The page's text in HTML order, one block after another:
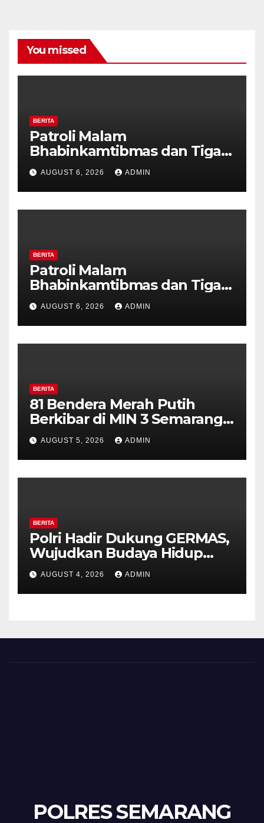
You missed
BERITA
Patroli Malam
Bhabinkamtibmas dan Tiga
Pilar Kelurahan Ungaran
Perkuat Kamtibmas, Warga
Diajak Aktifkan Ronda
AUGUST 6, 2026 ADMIN
BERITA
Patroli Malam
Bhabinkamtibmas dan Tiga
Pilar Kelurahan Ungaran
Perkuat Kamtibmas, Warga
Diajak Aktifkan Ronda
AUGUST 6, 2026 ADMIN
BERITA
81 Bendera Merah Putih
Berkibar di MIN 3 Semarang,
Bhabinkamtibmas Desa
Timpik Hadiri Peringatan
HUT ke-81 Kemerdekaan RI
AUGUST 5, 2026 ADMIN
BERITA
Polri Hadir Dukung GERMAS,
Wujudkan Budaya Hidup
Sehat di Kecamatan Pabelan
AUGUST 4, 2026 ADMIN
POLRES SEMARANG